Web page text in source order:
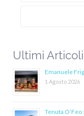
Ultimi Articoli
Emanuele
1 Agosto 2026
Tenuta O’Feo